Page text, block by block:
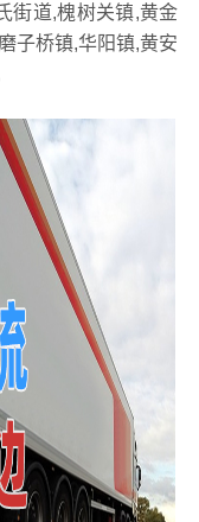
街道,槐树关镇,黄金
子桥镇,华阳镇,黄安